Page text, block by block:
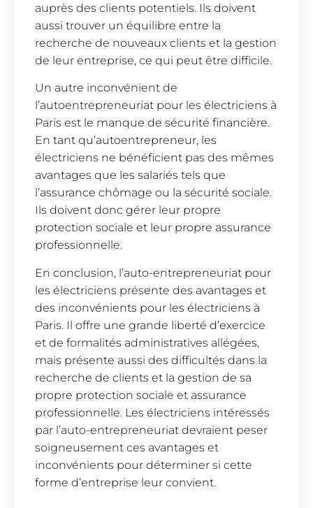
auprès des clients potentiels. Ils doivent
aussi trouver un équilibre entre la
recherche de nouveaux clients et la gestion
de leur entreprise, ce qui peut être difficile.
Un autre inconvénient de
l’autoentrepreneuriat pour les électriciens à
Paris est le manque de sécurité financière.
En tant qu’autoentrepreneur, les
électriciens ne bénéficient pas des mêmes
avantages que les salariés tels que
l’assurance chômage ou la sécurité sociale.
Ils doivent donc gérer leur propre
protection sociale et leur propre assurance
professionnelle.
En conclusion, l’auto-entrepreneuriat pour
les électriciens présente des avantages et
des inconvénients pour les électriciens à
Paris. Il offre une grande liberté d’exercice
et de formalités administratives allégées,
mais présente aussi des difficultés dans la
recherche de clients et la gestion de sa
propre protection sociale et assurance
professionnelle. Les électriciens intéressés
par l’auto-entrepreneuriat devraient peser
soigneusement ces avantages et
inconvénients pour déterminer si cette
forme d’entreprise leur convient.